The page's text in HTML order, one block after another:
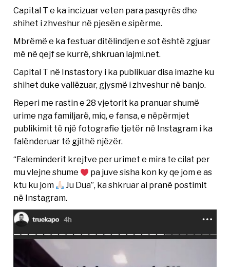
Capital T e ka incizuar veten para pasqyrës dhe
shihet i zhveshur në pjesën e sipërme.
Mbrëmë e ka festuar ditëlindjen e sot është zgjuar
më në qejf se kurrë, shkruan lajmi.net.
Capital T në Instastory i ka publikuar disa imazhe ku
shihet duke vallëzuar, gjysmë i zhveshur në banjo.
Reperi me rastin e 28 vjetorit ka pranuar shumë
urime nga familjarë, miq, e fansa, e nëpërmjet
publikimit të një fotografie tjetër në Instagram i ka
falënderuar të gjithë njëzër.
“Faleminderit krejtve per urimet e mira te cilat per
mu vlejne shume
pa juve sisha kon ky qe jom e as
ktu ku jom
Ju Dua”, ka shkruar ai pranë postimit
në Instagram.